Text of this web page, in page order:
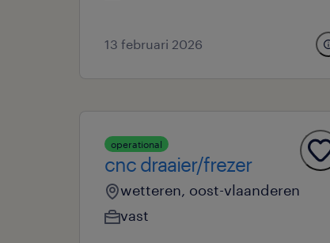
13 februari 2026
operational
cnc draaier/frezer
wetteren, oost-vlaanderen
vast